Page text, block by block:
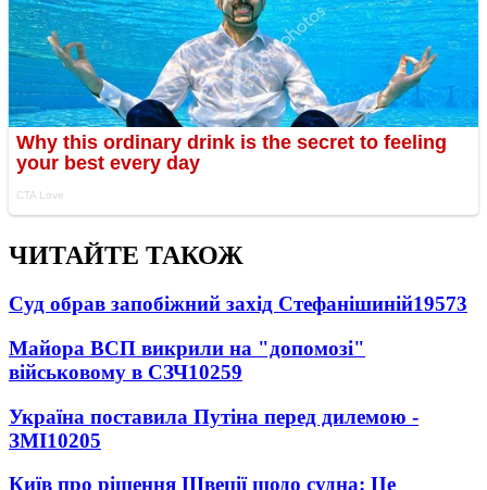
ЧИТАЙТЕ ТАКОЖ
Суд обрав запобіжний захід Стефанішиній19573
Майора ВСП викрили на "допомозі"
військовому в СЗЧ10259
Україна поставила Путіна перед дилемою -
ЗМІ10205
Київ про рішення Швеції щодо судна: Це